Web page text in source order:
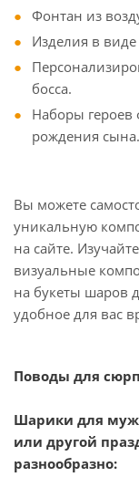
Фонтан из
Изделия в
босса.
Наборы
рождения сына.
Вы можете
уникальную
на сайте.
визуальные
на букеты шаров
удобное для вас
Поводы для
Шарики для
или другой
разнообразно: